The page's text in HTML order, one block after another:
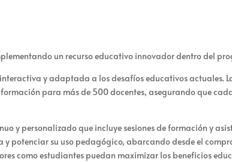
un recurso educativo innovador dentro del
y adaptada a los desafíos educativos actuales.
para más de 500 docentes, asegurando que
y personalizado que incluye sesiones de formación y
potenciar su uso pedagógico, abarcando desde el
como estudiantes puedan maximizar los beneficios